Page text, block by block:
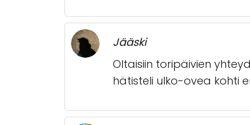
Jääski
Oltaisiin toripäivien
hätisteli ulko-ovea kohti